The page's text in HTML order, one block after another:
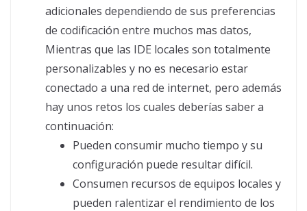
adicionales dependiendo de sus preferencias
de codificación entre muchos mas datos,
Mientras que las IDE locales son totalmente
personalizables y no es necesario estar
conectado a una red de internet, pero además
hay unos retos los cuales deberías saber a
continuación:
Pueden consumir mucho tiempo y su
configuración puede resultar difícil.
Consumen recursos de equipos locales y
pueden ralentizar el rendimiento de los